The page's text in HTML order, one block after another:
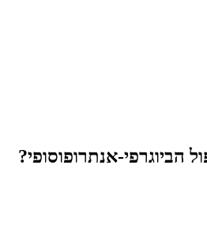
הביוגרפי-אנתרופוסופי?